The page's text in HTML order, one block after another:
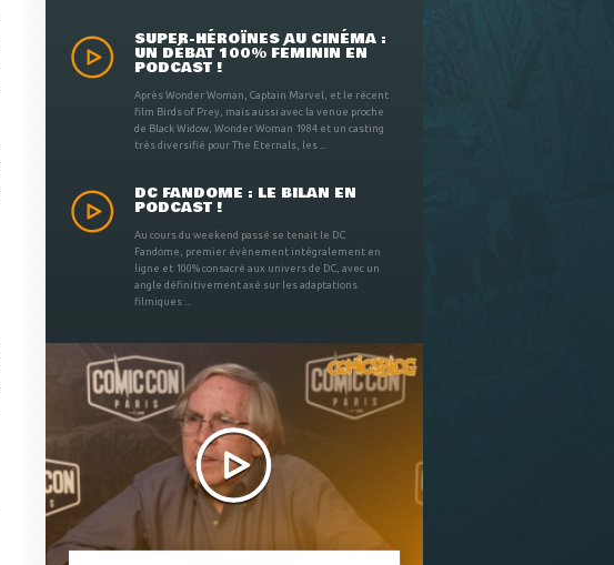
SUPER-HÉROÏNES AU CINÉMA :
UN DÉBAT 100% FÉMININ EN
PODCAST !
Après Wonder Woman, Captain Marvel, et le récent
film Birds of Prey, mais aussi avec la venue proche
de Black Widow, Wonder Woman 1984 et un casting
très diversifié pour The Eternals, les ...
DC FANDOME : LE BILAN EN
PODCAST !
Au cours du weekend passé se tenait le DC
Fandome, premier évènement intégralement en
ligne et 100% consacré aux univers de DC, avec un
angle définitivement axé sur les adaptations
filmiques ...